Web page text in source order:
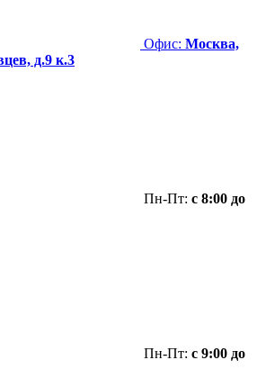
Офис: Москва,
д.9 к.3
Пн-Пт: с 8:00 до
Пн-Пт: с 9:00 до